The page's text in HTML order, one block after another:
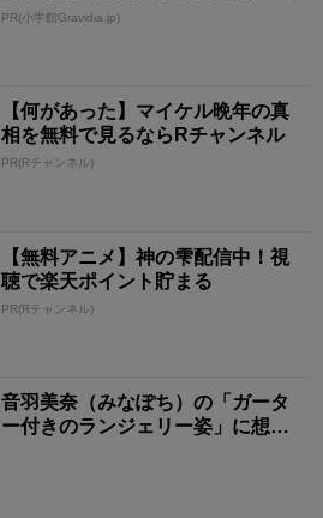
PR(小学館Gravidia.jp)
【何があった】マイケル晩年の真
相を無料で見るならRチャンネル
PR(Rチャンネル)
【無料アニメ】神の雫配信中！視
聴で楽天ポイント貯まる
PR(Rチャンネル)
音羽美奈（みなぽち）の「ガータ
ー付きのランジェリー姿」に想像